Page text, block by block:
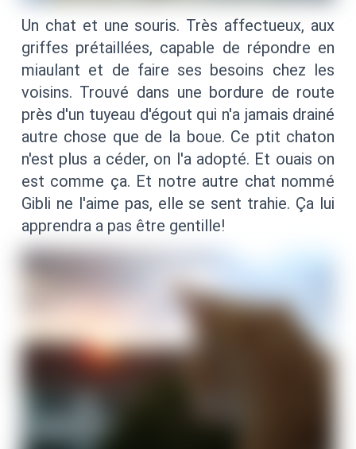
Un chat et une souris. Très affectueux, aux
griffes prétaillées, capable de répondre en
miaulant et de faire ses besoins chez les
voisins. Trouvé dans une bordure de route
près d'un tuyeau d'égout qui n'a jamais drainé
autre chose que de la boue. Ce ptit chaton
n'est plus a céder, on l'a adopté. Et ouais on
est comme ça. Et notre autre chat nommé
Gibli ne l'aime pas, elle se sent trahie. Ça lui
apprendra a pas être gentille!